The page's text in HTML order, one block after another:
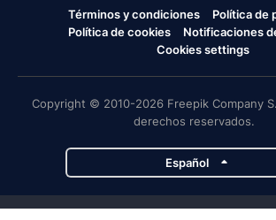
Términos y condiciones
Política de
Política de cookies
Notificaciones
Cookies settings
Copyright © 2010-2026 Freepik Company
derechos reservados.
Español